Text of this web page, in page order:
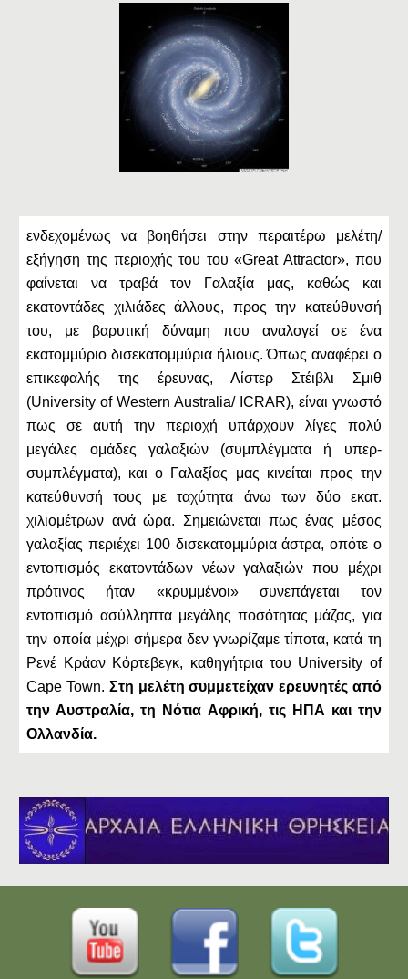
ενδεχομένως να βοηθήσει στην περαιτέρω μελέτη/
εξήγηση της περιοχής του του «Great Attractor», που
φαίνεται να τραβά τον Γαλαξία μας, καθώς και
εκατοντάδες χιλιάδες άλλους, προς την κατεύθυνσή
του, με βαρυτική δύναμη που αναλογεί σε ένα
εκατομμύριο δισεκατομμύρια ήλιους. Όπως αναφέρει ο
επικεφαλής της έρευνας, Λίστερ Στέιβλι Σμιθ
(University of Western Australia/ ICRAR), είναι γνωστό
πως σε αυτή την περιοχή υπάρχουν λίγες πολύ
μεγάλες ομάδες γαλαξιών (συμπλέγματα ή υπερ-
συμπλέγματα), και ο Γαλαξίας μας κινείται προς την
κατεύθυνσή τους με ταχύτητα άνω των δύο εκατ.
χιλιομέτρων ανά ώρα. Σημειώνεται πως ένας μέσος
γαλαξίας περιέχει 100 δισεκατομμύρια άστρα, οπότε ο
εντοπισμός εκατοντάδων νέων γαλαξιών που μέχρι
πρότινος ήταν «κρυμμένοι» συνεπάγεται τον
εντοπισμό ασύλληπτα μεγάλης ποσότητας μάζας, για
την οποία μέχρι σήμερα δεν γνωρίζαμε τίποτα, κατά τη
Ρενέ Κράαν Κόρτεβεγκ, καθηγήτρια του University of
Cape Town. Στη μελέτη συμμετείχαν ερευνητές από
την Αυστραλία, τη Νότια Αφρική, τις ΗΠΑ και την
Ολλανδία.